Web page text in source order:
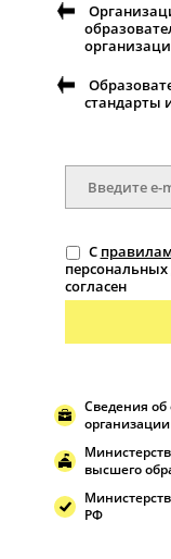
стандарты
С
согласен
Сведения об
организации
высшего
РФ